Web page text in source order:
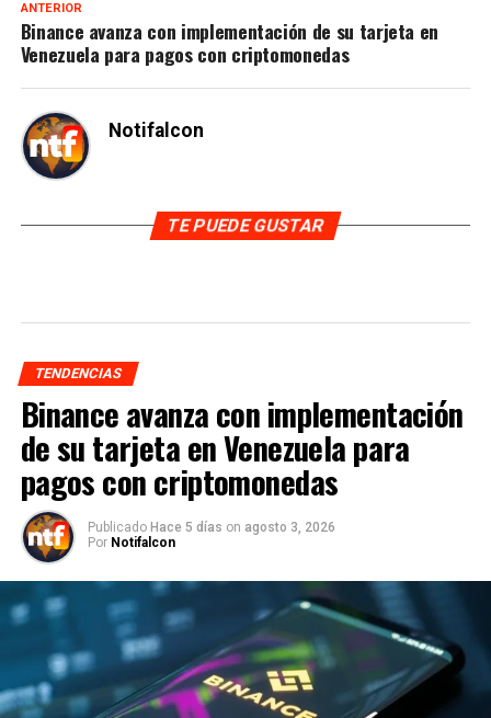
ANTERIOR
Binance avanza con implementación de su tarjeta en
Venezuela para pagos con criptomonedas
Notifalcon
TE PUEDE GUSTAR
TENDENCIAS
Binance avanza con implementación
de su tarjeta en Venezuela para
pagos con criptomonedas
Publicado Hace 5 días on agosto 3, 2026
Por Notifalcon